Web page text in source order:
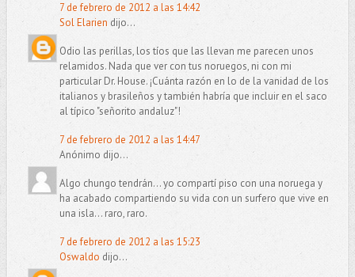
7 de febrero de 2012 a las 14:42
Sol Elarien dijo...
Odio las perillas, los tíos que las llevan me parecen unos
relamidos. Nada que ver con tus noruegos, ni con mi
particular Dr. House. ¡Cuánta razón en lo de la vanidad de los
italianos y brasileños y también habría que incluir en el saco
al típico "señorito andaluz"!
7 de febrero de 2012 a las 14:47
Anónimo dijo...
Algo chungo tendrán... yo compartí piso con una noruega y
ha acabado compartiendo su vida con un surfero que vive en
una isla... raro, raro.
7 de febrero de 2012 a las 15:23
Oswaldo dijo...